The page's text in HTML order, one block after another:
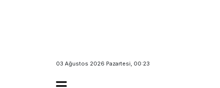
03 Ağustos 2026 Pazartesi, 00:23